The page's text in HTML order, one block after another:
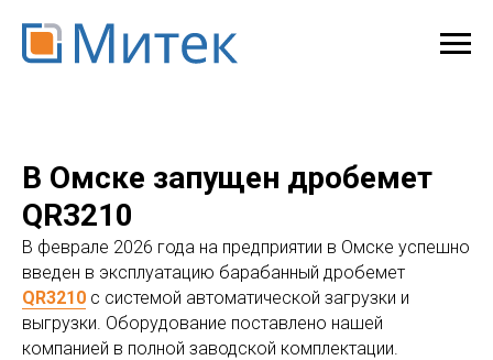
В Омске запущен дробемет
QR3210
В феврале 2026 года на предприятии в Омске успешно
введен в эксплуатацию барабанный дробемет
QR3210 с системой автоматической загрузки и
выгрузки. Оборудование поставлено нашей
компанией в полной заводской комплектации.